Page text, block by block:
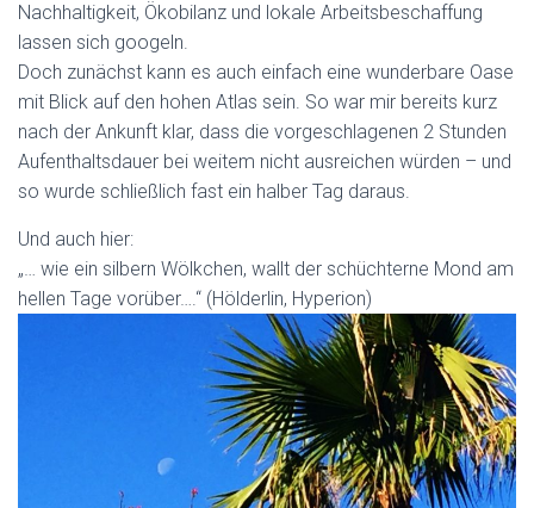
Nachhaltigkeit, Ökobilanz und lokale Arbeitsbeschaffung
lassen sich googeln.
Doch zunächst kann es auch einfach eine wunderbare Oase
mit Blick auf den hohen Atlas sein. So war mir bereits kurz
nach der Ankunft klar, dass die vorgeschlagenen 2 Stunden
Aufenthaltsdauer bei weitem nicht ausreichen würden – und
so wurde schließlich fast ein halber Tag daraus.
Und auch hier:
„… wie ein silbern Wölkchen, wallt der schüchterne Mond am
hellen Tage vorüber….“ (Hölderlin, Hyperion)